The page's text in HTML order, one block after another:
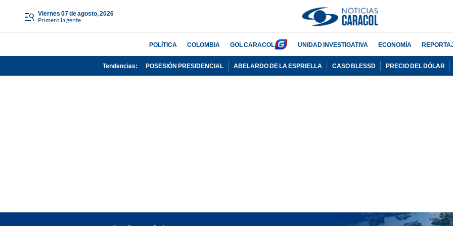
viernes 07 de agosto, 2026
Primero la gente
POLÍTICA COLOMBIA GOL CARACOL UNIDAD INVESTIGATIVA ECONOMÍA
Tendencias: POSESIÓN PRESIDENCIAL ABELARDO DE LA ESPRIELLA CASO BLESSD PRECIO DEL DÓLAR